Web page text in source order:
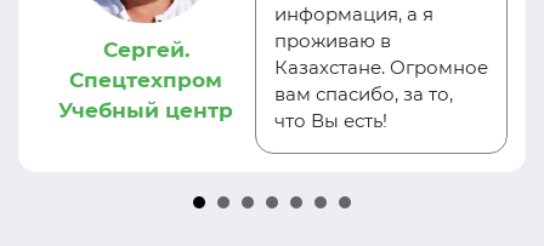
Сергей.
Спецтехпром
Учебный центр
информация, а я
проживаю в
Казахстане. Огромное
вам спасибо, за то,
что Вы есть!